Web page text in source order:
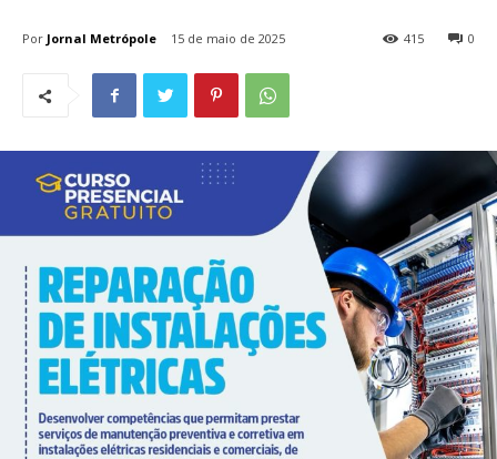
Por Jornal Metrópole 15 de maio de 2025 0
415